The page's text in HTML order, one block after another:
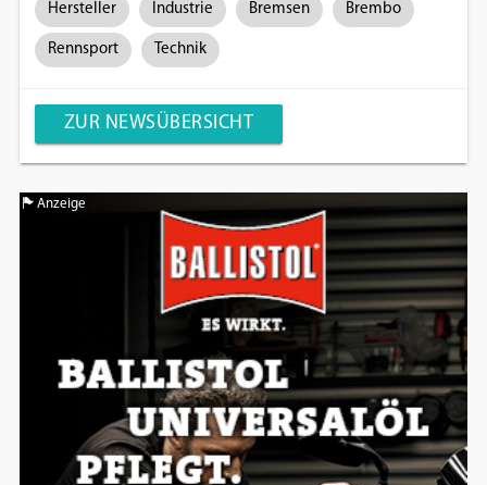
Hersteller Industrie Bremsen Brembo
Rennsport Technik
ZUR NEWSÜBERSICHT
Anzeige